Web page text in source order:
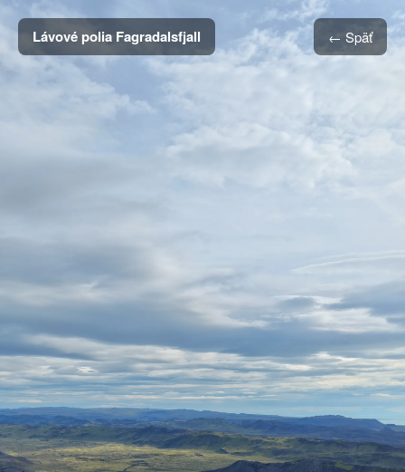
← Späť
Lávové polia Fagradalsfjall